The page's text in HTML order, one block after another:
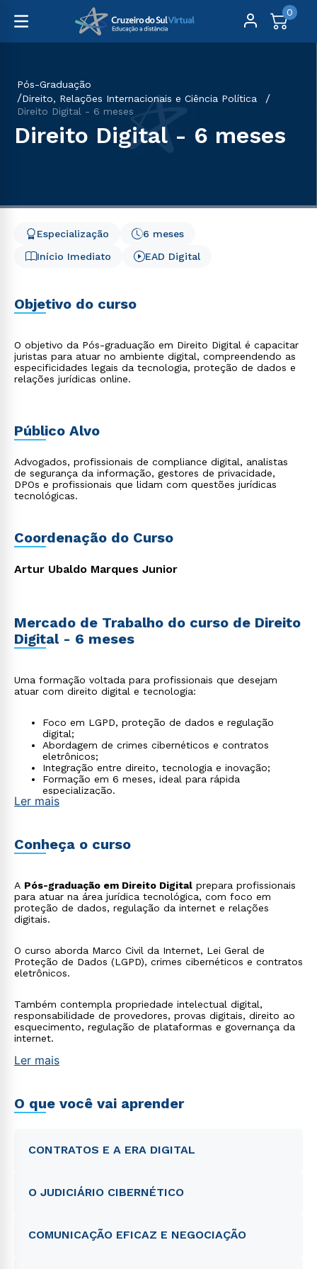
0
Pós-Graduação
Direito, Relações Internacionais e Ciência Política
Direito Digital - 6 meses
Direito Digital - 6 meses
Início Imediato
6 meses
Especialização
EAD Digital
Objetivo do curso
O objetivo da Pós-graduação em Direito Digital é capacitar
juristas para atuar no ambiente digital, compreendendo as
especificidades legais da tecnologia, proteção de dados e
relações jurídicas online.
Público Alvo
Advogados, profissionais de compliance digital, analistas
de segurança da informação, gestores de privacidade,
DPOs e profissionais que lidam com questões jurídicas
tecnológicas.
Coordenação do Curso
Artur Ubaldo Marques Junior
Mercado de Trabalho do curso de Direito
Digital - 6 meses
Uma formação voltada para profissionais que desejam
atuar com direito digital e tecnologia:
Foco em LGPD, proteção de dados e regulação
digital;
Abordagem de crimes cibernéticos e contratos
eletrônicos;
Integração entre direito, tecnologia e inovação;
Formação em 6 meses, ideal para rápida
especialização.
Ler mais
Conheça o curso
A Pós-graduação em Direito Digital prepara profissionais
para atuar na área jurídica tecnológica, com foco em
proteção de dados, regulação da internet e relações
digitais.
O curso aborda Marco Civil da Internet, Lei Geral de
Proteção de Dados (LGPD), crimes cibernéticos e contratos
eletrônicos.
Também contempla propriedade intelectual digital,
responsabilidade de provedores, provas digitais, direito ao
esquecimento, regulação de plataformas e governança da
internet.
Ler mais
O que você vai aprender
CONTRATOS E A ERA DIGITAL
O JUDICIÁRIO CIBERNÉTICO
COMUNICAÇÃO EFICAZ E NEGOCIAÇÃO